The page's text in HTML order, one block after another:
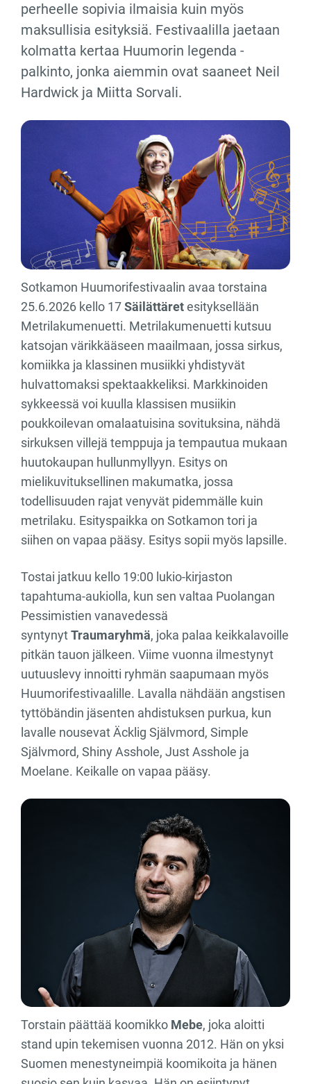
perheelle sopivia ilmaisia kuin myös
maksullisia esityksiä. Festivaalilla jaetaan
kolmatta kertaa Huumorin legenda -
palkinto, jonka aiemmin ovat saaneet Neil
Hardwick ja Miitta Sorvali.
Sotkamon Huumorifestivaalin avaa torstaina
25.6.2026 kello 17Säilättäretesityksellään
Metrilakumenuetti. Metrilakumenuetti kutsuu
katsojan värikkääseen maailmaan, jossa sirkus,
komiikka ja klassinen musiikki yhdistyvät
hulvattomaksi spektaakkeliksi. Markkinoiden
sykkeessä voi kuulla klassisen musiikin
poukkoilevan omalaatuisina sovituksina, nähdä
sirkuksen villejä temppuja ja tempautua mukaan
huutokaupan hullunmyllyyn. Esitys on
mielikuvituksellinen makumatka, jossa
todellisuuden rajat venyvät pidemmälle kuin
metrilaku. Esityspaikka on Sotkamon tori ja
siihen on vapaa pääsy. Esitys sopii myös lapsille.
Tostai jatkuu kello 19:00 lukio-kirjaston
tapahtuma-aukiolla, kun sen valtaa Puolangan
Pessimistien vanavedessä
syntynytTraumaryhmä, joka palaa keikkalavoille
pitkän tauon jälkeen. Viime vuonna ilmestynyt
uutuuslevy innoitti ryhmän saapumaan myös
Huumorifestivaalille. Lavalla nähdään angs­tisen
tyttöbändin jäsenten ahdistuksen purkua, kun
lavalle nousevat Äcklig Själv­mord, Simple
Självmord, Shiny Asshole, Just Asshole ja
Moelane. Keikalle on vapaa pääsy.
Torstain päättää koomikko Mebe, joka aloitti
stand upin tekemisen vuonna 2012. Hän on yksi
Suomen menestyneimpiä koomikoita ja hänen